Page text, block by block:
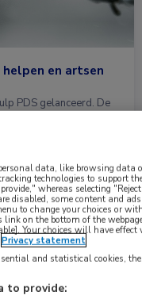
en artsen
PDS gelanceerd. De
data, like browsing data
technologies to support
whereas selecting
disabled, some content and
to change your choices or
link on the bottom of the
Your choices will have
Privacy statement
and statistical cookies,
to provide: